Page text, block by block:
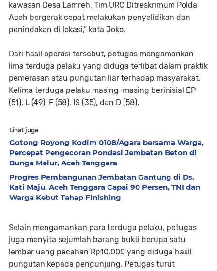
kawasan Desa Lamreh, Tim URC Ditreskrimum Polda
Aceh bergerak cepat melakukan penyelidikan dan
penindakan di lokasi,” kata Joko.
Dari hasil operasi tersebut, petugas mengamankan
lima terduga pelaku yang diduga terlibat dalam praktik
pemerasan atau pungutan liar terhadap masyarakat.
Kelima terduga pelaku masing-masing berinisial EP
(51), L (49), F (58), IS (35), dan D (58).
Lihat juga
Gotong Royong Kodim 0108/Agara bersama Warga,
Percepat Pengecoran Pondasi Jembatan Beton di
Bunga Melur, Aceh Tenggara
Progres Pembangunan Jembatan Gantung di Ds.
Kati Maju, Aceh Tenggara Capai 90 Persen, TNI dan
Warga Kebut Tahap Finishing
Selain mengamankan para terduga pelaku, petugas
juga menyita sejumlah barang bukti berupa satu
lembar uang pecahan Rp10.000 yang diduga hasil
pungutan kepada pengunjung. Petugas turut